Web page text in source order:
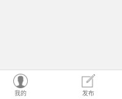
我的 发布